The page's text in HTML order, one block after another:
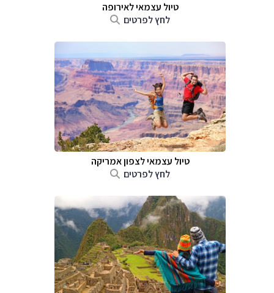
טיול עצמאי לאירופה
לחץ לפרטים
טיול עצמאי לצפון אמריקה
לחץ לפרטים